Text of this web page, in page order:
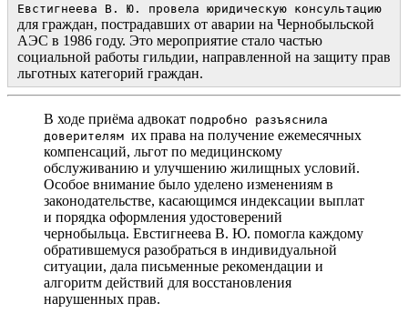
Евстигнеева В. Ю. провела юридическую консультацию
для граждан, пострадавших от аварии на Чернобыльской
АЭС в 1986 году. Это мероприятие стало частью
социальной работы гильдии, направленной на защиту прав
льготных категорий граждан.
В ходе приёма адвокат подробно разъяснила
доверителям их права на получение ежемесячных
компенсаций, льгот по медицинскому
обслуживанию и улучшению жилищных условий.
Особое внимание было уделено изменениям в
законодательстве, касающимся индексации выплат
и порядка оформления удостоверений
чернобыльца. Евстигнеева В. Ю. помогла каждому
обратившемуся разобраться в индивидуальной
ситуации, дала письменные рекомендации и
алгоритм действий для восстановления
нарушенных прав.